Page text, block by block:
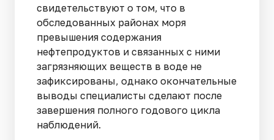
свидетельствуют о том, что в
обследованных районах моря
превышения содержания
нефтепродуктов и связанных с ними
загрязняющих веществ в воде не
зафиксированы, однако окончательные
выводы специалисты сделают после
завершения полного годового цикла
наблюдений.